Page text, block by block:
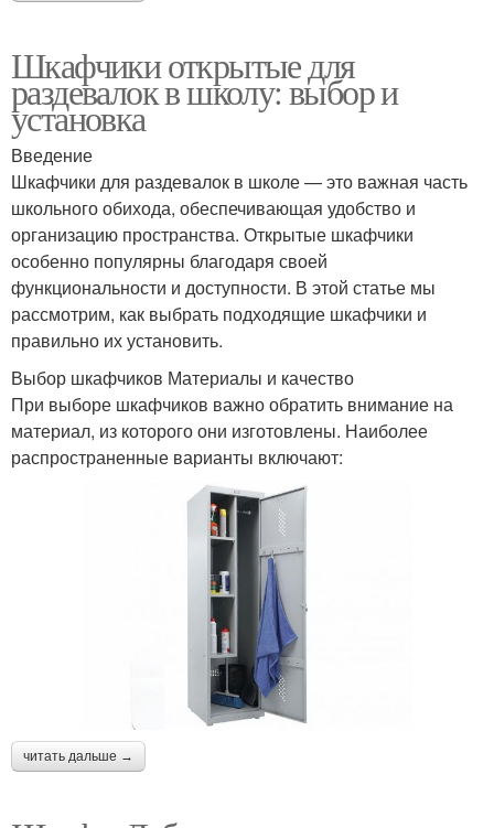
Шкафчики открытые для
раздевалок в школу: выбор и
установка
Введение
Шкафчики для раздевалок в школе — это важная часть
школьного обихода, обеспечивающая удобство и
организацию пространства. Открытые шкафчики
особенно популярны благодаря своей
функциональности и доступности. В этой статье мы
рассмотрим, как выбрать подходящие шкафчики и
правильно их установить.
Выбор шкафчиков Материалы и качество
При выборе шкафчиков важно обратить внимание на
материал, из которого они изготовлены. Наиболее
распространенные варианты включают:
читать дальше →